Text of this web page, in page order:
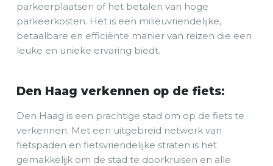
parkeerplaatsen of het betalen van hoge
parkeerkosten. Het is een milieuvriendelijke,
betaalbare en efficiënte manier van reizen die een
leuke en unieke ervaring biedt.
Den Haag verkennen op de fiets:
Den Haag is een prachtige stad om op de fiets te
verkennen. Met een uitgebreid netwerk van
fietspaden en fietsvriendelijke straten is het
gemakkelijk om de stad te doorkruisen en alle